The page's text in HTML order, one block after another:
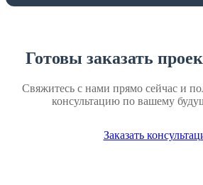
Готовы заказать
Свяжитесь с нами прямо сейчас и
консультацию по вашему
Заказать